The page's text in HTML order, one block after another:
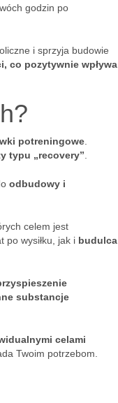
godzin po
i sprzyja budowie
co pozytywnie wpływa
potreningowe
typu „recovery”
odbudowy i
celem jest
po wysiłku, jak i budulca
substancje
celami
Twoim potrzebom.